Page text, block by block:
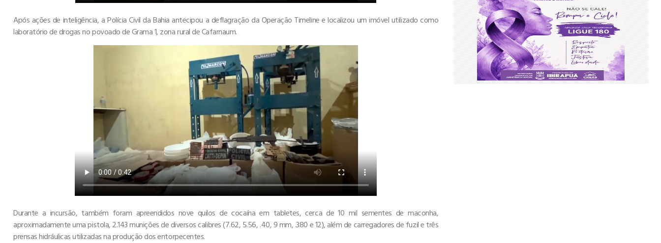
Após ações de inteligência, a Polícia Civil da Bahia antecipou a deflagração da Operação Timeline e localizou um imóvel utilizado como
laboratório de drogas no povoado de Grama 1, zona rural de Cafarnaum.
Durante a incursão, também foram apreendidos nove quilos de cocaína em tabletes, cerca de 10 mil sementes de maconha,
aproximadamente uma pistola, 2.143 munições de diversos calibres (7.62, 5.56, .40, 9 mm, .380 e 12), além de carregadores de fuzil e três
prensas hidráulicas utilizadas na produção dos entorpecentes.